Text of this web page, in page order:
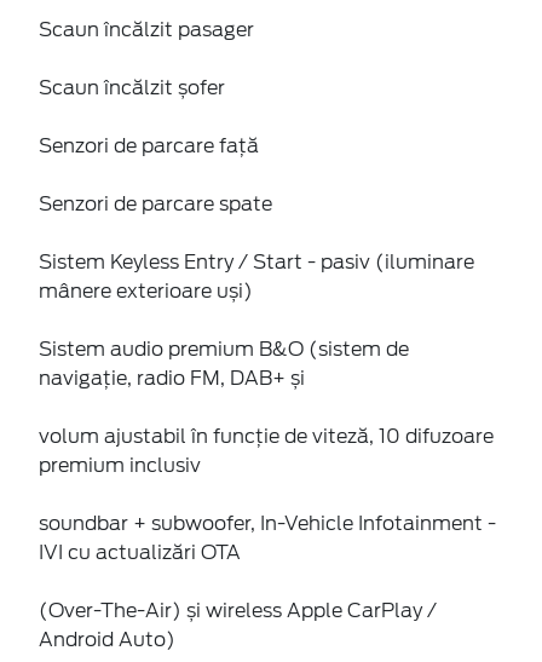
Scaun încălzit pasager
Scaun încălzit șofer
Senzori de parcare față
Senzori de parcare spate
Sistem Keyless Entry / Start - pasiv (iluminare
mânere exterioare uși)
Sistem audio premium B&O (sistem de
navigație, radio FM, DAB+ și
volum ajustabil în funcție de viteză, 10 difuzoare
premium inclusiv
soundbar + subwoofer, In-Vehicle Infotainment -
IVI cu actualizări OTA
(Over-The-Air) și wireless Apple CarPlay /
Android Auto)